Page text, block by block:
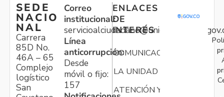
SEDE
NACIO
NAL
Carrera
85D No.
46A – 65
Complejo
logístico
San
Correo
institucional:
Línea
anticorrupción:
Desde
móvil o fijo:
157
ENLACES
DE
INTERÉS
COMUNICACIONES
LA UNIDAD
ATENCIÓN Y